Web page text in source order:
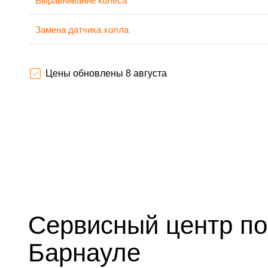
Замена датчика холла
Выравнивание ступицы
Цены обновлены 8 августа
Сервисный центр
Барнауле